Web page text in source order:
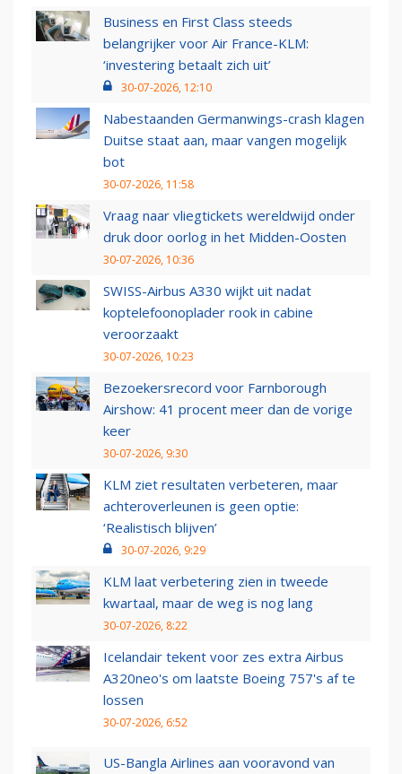
Business en First Class steeds
belangrijker voor Air France-KLM:
‘investering betaalt zich uit’
30-07-2026, 12:10
Nabestaanden Germanwings-crash klagen
Duitse staat aan, maar vangen mogelijk
bot
30-07-2026, 11:58
Vraag naar vliegtickets wereldwijd onder
druk door oorlog in het Midden-Oosten
30-07-2026, 10:36
SWISS-Airbus A330 wijkt uit nadat
koptelefoonoplader rook in cabine
veroorzaakt
30-07-2026, 10:23
Bezoekersrecord voor Farnborough
Airshow: 41 procent meer dan de vorige
keer
30-07-2026, 9:30
KLM ziet resultaten verbeteren, maar
achteroverleunen is geen optie:
‘Realistisch blijven’
30-07-2026, 9:29
KLM laat verbetering zien in tweede
kwartaal, maar de weg is nog lang
30-07-2026, 8:22
Icelandair tekent voor zes extra Airbus
A320neo's om laatste Boeing 757's af te
lossen
30-07-2026, 6:52
US-Bangla Airlines aan vooravond van